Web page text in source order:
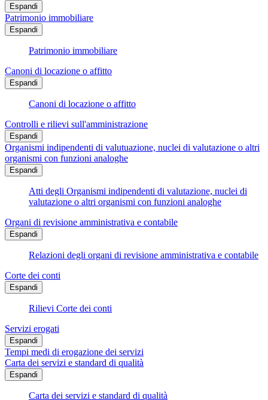
Espandi
Patrimonio immobiliare
Espandi
Patrimonio immobiliare
Canoni di locazione o affitto
Espandi
Canoni di locazione o affitto
Controlli e rilievi sull'amministrazione
Espandi
Organismi indipendenti di valutuazione, nuclei di valutazione o altri
organismi con funzioni analoghe
Espandi
Atti degli Organismi indipendenti di valutazione, nuclei di
valutazione o altri organismi con funzioni analoghe
Organi di revisione amministrativa e contabile
Espandi
Relazioni degli organi di revisione amministrativa e contabile
Corte dei conti
Espandi
Rilievi Corte dei conti
Servizi erogati
Espandi
Tempi medi di erogazione dei servizi
Carta dei servizi e standard di qualità
Espandi
Carta dei servizi e standard di qualità